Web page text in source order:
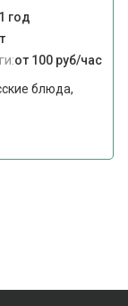
год
от 100 руб/час
блюда,